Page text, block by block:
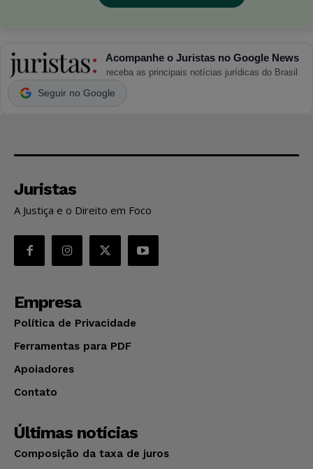
Acompanhe o Juristas no Google News
receba as principais notícias jurídicas do Brasil
Seguir no Google
Juristas
A Justiça e o Direito em Foco
Empresa
Política de Privacidade
Ferramentas para PDF
Apoiadores
Contato
Últimas notícias
Composição da taxa de juros